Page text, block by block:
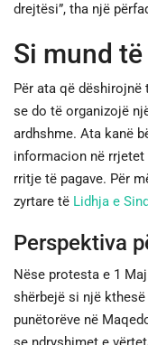
drejtësi”, tha një
Si mund
Për ata që
se do të organizojë
ardhshme. Ata kanë
informacion në
rritje të pagave. Për
zyrtare të Lidhja e
Perspektiva
Nëse protesta e 1
shërbejë si një
punëtorëve në